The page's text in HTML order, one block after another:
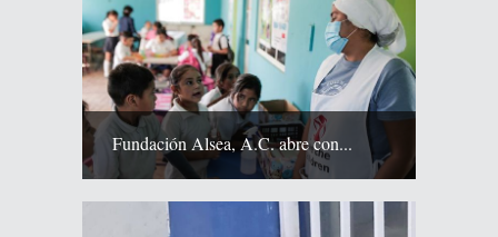
Fundación Alsea, A.C. abre con...